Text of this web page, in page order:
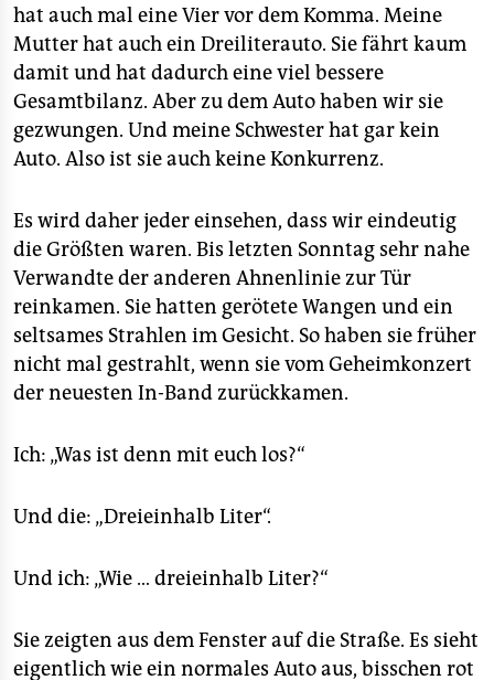
hat auch mal eine Vier vor dem Komma. Meine
Mutter hat auch ein Dreiliterauto. Sie fährt kaum
damit und hat dadurch eine viel bessere
Gesamtbilanz. Aber zu dem Auto haben wir sie
gezwungen. Und meine Schwester hat gar kein
Auto. Also ist sie auch keine Konkurrenz.
Es wird daher jeder einsehen, dass wir eindeutig
die Größten waren. Bis letzten Sonntag sehr nahe
Verwandte der anderen Ahnenlinie zur Tür
reinkamen. Sie hatten gerötete Wangen und ein
seltsames Strahlen im Gesicht. So haben sie früher
nicht mal gestrahlt, wenn sie vom Geheimkonzert
der neuesten In-Band zurückkamen.
Ich: „Was ist denn mit euch los?“
Und die: „Dreieinhalb Liter“.
Und ich: „Wie … dreieinhalb Liter?“
Sie zeigten aus dem Fenster auf die Straße. Es sieht
eigentlich wie ein normales Auto aus, bisschen rot